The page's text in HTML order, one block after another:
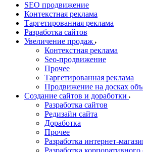
SEO продвижение
Контекстная реклама
Таргетированная реклама
Разработка сайтов
Увеличение продаж
Контекстная реклама
Seo-продвижение
Прочее
Таргетированная реклама
Продвижение на досках
Создание сайтов и доработки
Разработка сайтов
Редизайн сайта
Доработка
Прочее
Разработка интернет-
Разработка корпоративного